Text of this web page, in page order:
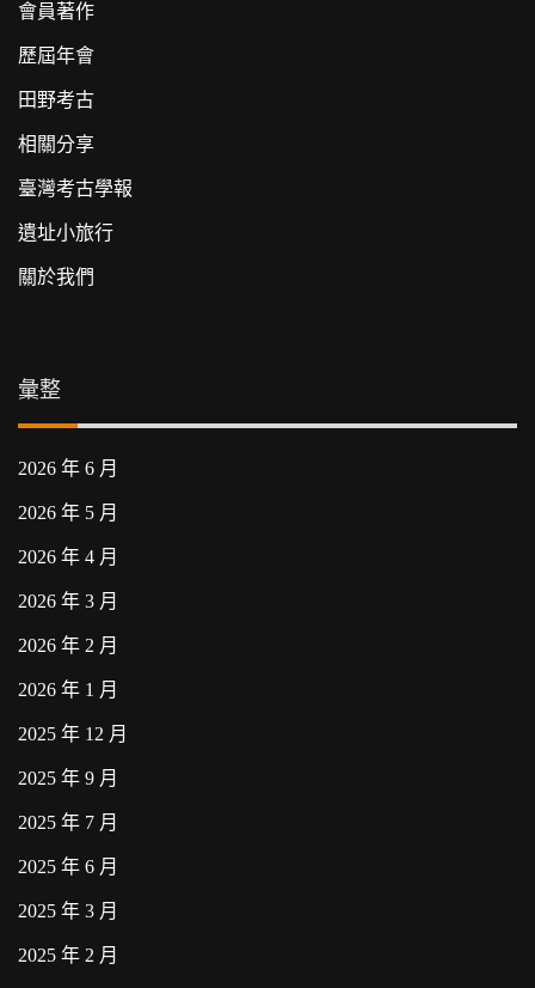
會員著作
歷屆年會
田野考古
相關分享
臺灣考古學報
遺址小旅行
關於我們
彙整
2026 年 6 月
2026 年 5 月
2026 年 4 月
2026 年 3 月
2026 年 2 月
2026 年 1 月
2025 年 12 月
2025 年 9 月
2025 年 7 月
2025 年 6 月
2025 年 3 月
2025 年 2 月